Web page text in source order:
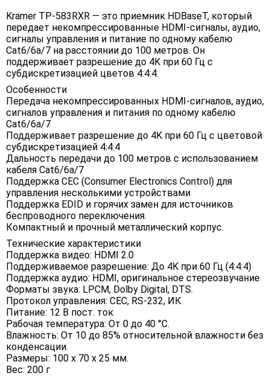
Kramer TP-583RXR — это приемник HDBaseT, который
передает некомпрессированные HDMI-сигналы, аудио,
сигналы управления и питание по одному кабелю
Cat6/6a/7 на расстоянии до 100 метров. Он
поддерживает разрешение до 4K при 60 Гц с
субдискретизацией цветов 4:4:4.
Особенности
Передача некомпрессированных HDMI-сигналов, аудио,
сигналов управления и питания по одному кабелю
Cat6/6a/7
Поддерживает разрешение до 4K при 60 Гц с цветовой
субдискретизацией 4:4:4
Дальность передачи до 100 метров с использованием
кабеля Cat6/6a/7
Поддержка CEC (Consumer Electronics Control) для
управления несколькими устройствами
Поддержка EDID и горячих замен для источников
беспроводного переключения.
Компактный и прочный металлический корпус.
Технические характеристики
Поддержка видео: HDMI 2.0
Поддерживаемое разрешение: До 4K при 60 Гц (4:4:4)
Поддержка аудио: HDMI, оригинальное стереозвучание
Форматы звука: LPCM, Dolby Digital, DTS.
Протокол управления: CEC, RS-232, ИК
Питание: 12 В пост. ток
Рабочая температура: От 0 до 40 °C.
Влажность: От 10 до 85% относительной влажности без
конденсации.
Размеры: 100 х 70 х 25 мм.
Вес: 200 г